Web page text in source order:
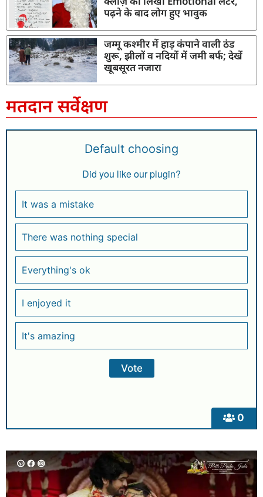
पढ़ने के बाद लोग हुए भावुक
जम्मू कश्मीर में हाड़ कंपाने वाली ठंड
शुरू, झीलों व नदियों में जमी बर्फ; देखें
खूबसूरत नजारा
मतदान सर्वेक्षण
0
Default choosing
Did you like our plugin?
It was a mistake
There was nothing special
Everything's ok
I enjoyed it
It's amazing